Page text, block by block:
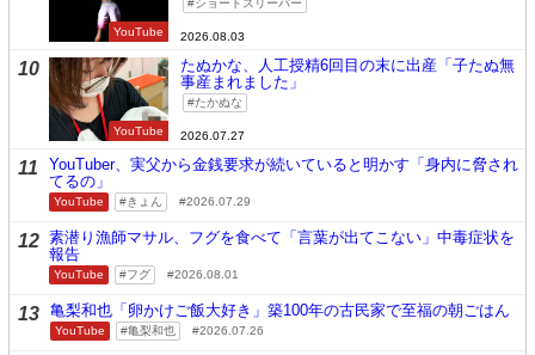
YouTube
ショートスリーパー
2026.08.03
10
YouTube
たぬかな、人工授精6回目の末に出産「子たぬ無
事産まれました」
たかぬな
2026.07.27
11
YouTuber、実父から金銭要求が続いていると明かす「身内に脅され
てるの」
YouTube きょん 2026.07.29
12 素潜り漁師マサル、フグを食べて「言葉が出てこない」中毒症状を
報告
YouTube フグ 2026.08.01
13 亀梨和也「卵かけご飯大好き」築100年の古民家で至福の朝ごはん
YouTube 亀梨和也 2026.07.26